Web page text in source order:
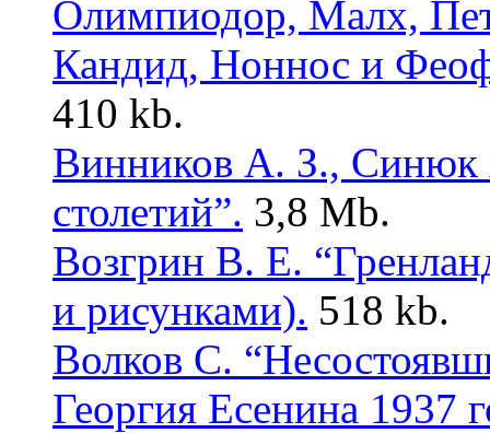
Олимпиодор, Малх,
Кандид, Ноннос и
410 kb.
Винников А. З.,
столетий”. 3,8 Mb.
Возгрин В. Е.
и рисунками). 518 kb.
Волков С.
Георгия Есенина 1937